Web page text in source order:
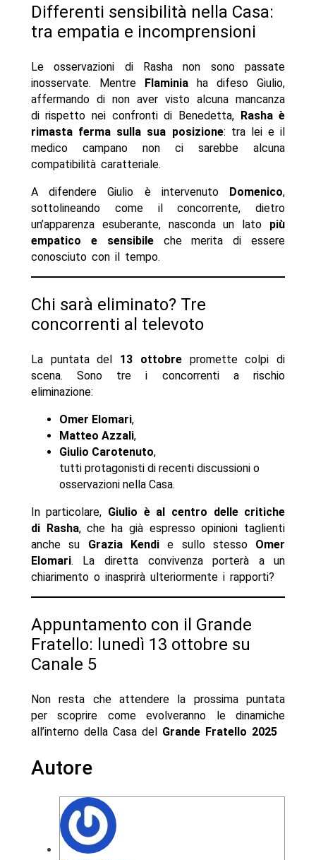
Differenti sensibilità nella Casa:
tra empatia e incomprensioni
Le osservazioni di Rasha non sono passate
inosservate. Mentre Flaminiaha difeso Giulio,
affermando di non aver visto alcuna mancanza
di rispetto nei confronti di Benedetta, Rasha è
rimasta ferma sulla sua posizione: tra lei e il
medico campano non ci sarebbe alcuna
compatibilità caratteriale.
A difendere Giulio è intervenuto Domenico,
sottolineando come il concorrente, dietro
un’apparenza esuberante, nasconda un lato più
empatico e sensibileche merita di essere
conosciuto con il tempo.
Chi sarà eliminato? Tre
concorrenti al televoto
La puntata del 13 ottobrepromette colpi di
scena. Sono tre i concorrenti a rischio
eliminazione:
Omer Elomari,
Matteo Azzali,
Giulio Carotenuto,
tutti protagonisti di recenti discussioni o
osservazioni nella Casa.
In particolare, Giulio è al centro delle critiche
di Rasha, che ha già espresso opinioni taglienti
anche su Grazia Kendie sullo stesso Omer
Elomari. La diretta convivenza porterà a un
chiarimento o inasprirà ulteriormente i rapporti?
Appuntamento con il Grande
Fratello: lunedì 13 ottobre su
Canale 5
Non resta che attendere la prossima puntata
per scoprire come evolveranno le dinamiche
all’interno della Casa del Grande Fratello 2025
Autore